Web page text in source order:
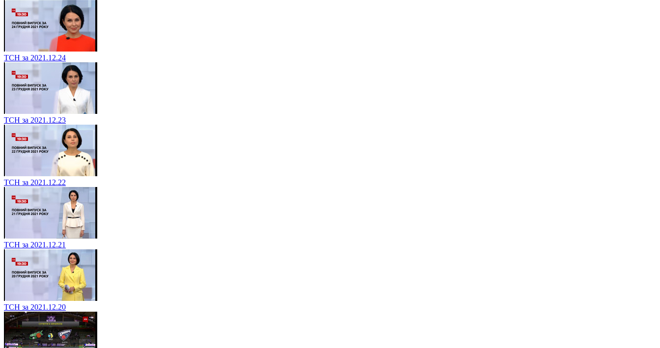
ТСН за 2021.12.24
ТСН за 2021.12.23
ТСН за 2021.12.22
ТСН за 2021.12.21
ТСН за 2021.12.20